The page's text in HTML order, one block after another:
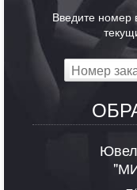
Введите номер